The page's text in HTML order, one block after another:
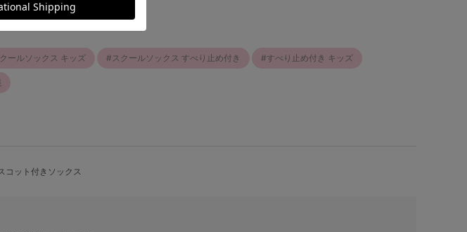
ールソックス キッズ スクールソックス すべり止め付き すべり止め付き キッズ
コット付きソックス